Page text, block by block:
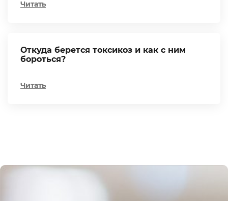
Читать
Откуда берется токсикоз и как с ним
бороться?
Читать